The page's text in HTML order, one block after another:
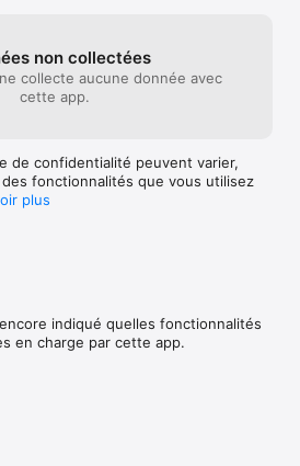
non collectées
collecte aucune donnée avec
cette app.
de confidentialité peuvent varier,
fonctionnalités que vous utilisez
plus
indiqué quelles fonctionnalités
en charge par cette app.